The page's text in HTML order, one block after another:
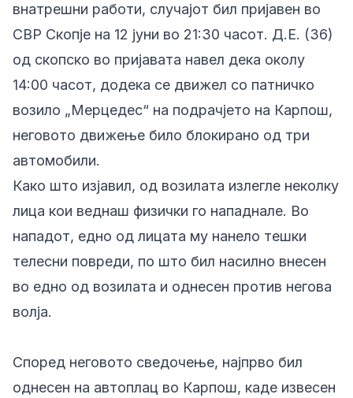
внатрешни работи, случајот бил пријавен во
СВР Скопје на 12 јуни во 21:30 часот. Д.Е. (36)
од скопско во пријавата навел дека околу
14:00 часот, додека се движел со патничко
возило „Мерцедес“ на подрачјето на Карпош,
неговото движење било блокирано од три
автомобили.
Како што изјавил, од возилата излегле неколку
лица кои веднаш физички го нападнале. Во
нападот, едно од лицата му нанело тешки
телесни повреди, по што бил насилно внесен
во едно од возилата и однесен против негова
волја.
Според неговото сведочење, најпрво бил
однесен на автоплац во Карпош, каде извесен